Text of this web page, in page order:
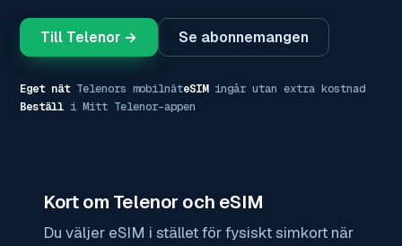
Till Telenor → Se abonnemangen
Eget nät Telenors mobilnäteSIMingår utan extra kostnad
Beställ i Mitt Telenor-appen
Kort om Telenor och eSIM
Du väljer eSIM i stället för fysiskt simkort när